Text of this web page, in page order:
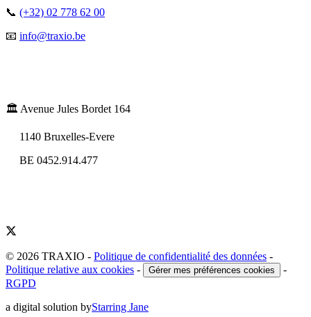
📞 (+32) 02 778 62 00
📧 info@traxio.be
🏛️ Avenue Jules Bordet 164
1140 Bruxelles-Evere
BE 0452.914.477
© 2026 TRAXIO - Politique de confidentialité des données -
Politique relative aux cookies - Gérer mes préférences cookies
-
RGPD
a digital solution byStarring Jane